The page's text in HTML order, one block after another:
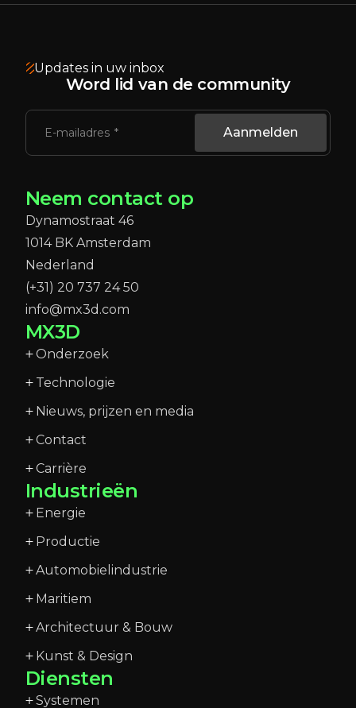
Updates in uw inbox
Word lid van de community
E-mailadres Aanmelden
Neem contact op
Dynamostraat 46
1014 BK Amsterdam
Nederland
(+31) 20 737 24 50
info@mx3d.com
MX3D
Onderzoek
Technologie
Nieuws, prijzen en media
Contact
Carrière
Industrieën
Energie
Productie
Automobielindustrie
Maritiem
Architectuur & Bouw
Kunst & Design
Diensten
Systemen